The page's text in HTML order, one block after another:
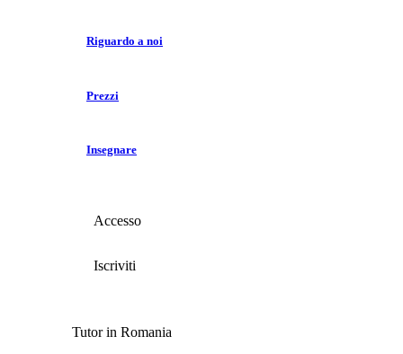
Riguardo a noi
Prezzi
Insegnare
Accesso
Iscriviti
Tutor in Romania